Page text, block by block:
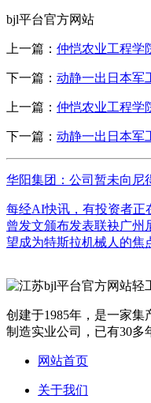
bjl平台官方网站
上一篇： 仲恺农业工程学
下一篇： 动静一出日本军
上一篇： 仲恺农业工程学
下一篇： 动静一出日本军
华阳集团：公司暂未向尼
每经AI快讯，有投资者正
曾发文颁布发表联袂广州
望成为特斯拉机械人的焦
创建于1985年，是一家
制造实业公司，已有30多
网站首页
关于我们